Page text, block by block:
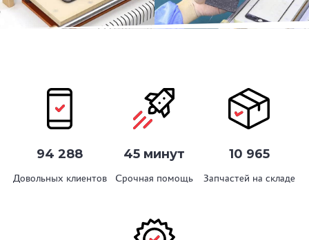
94 288
Довольных клиентов
45 минут
Срочная помощь
10 965
Запчастей на складе